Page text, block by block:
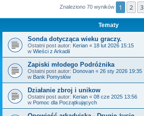
Znaleziono 70 wyników 1 2 3
Tematy
Sonda dotycząca wieku graczy.
Ostatni post autor: Kerian « 18 lut 2026 15:15
w Wieści z Arkadii
Zapiski młodego Podróżnika
Ostatni post autor: Donovan « 26 sty 2026 19:35
w Bank Pomysłów
Działanie zbroj i unikow
Ostatni post autor: Kerian « 08 cze 2025 13:56
w Pomoc dla Początkujących